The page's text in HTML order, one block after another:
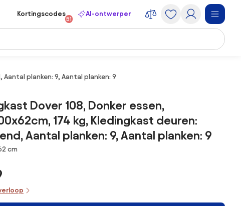
Kortingscodes
51
AI-ontwerper
planken: 9, Aantal planken: 9
Dover 108, Donker essen,
174 kg, Kledingkast deuren:
Aantal planken: 9, Aantal planken: 9
cm